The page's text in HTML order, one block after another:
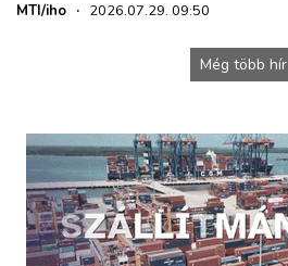
MTI/iho · 2026.07.29. 09:50
Még több hír